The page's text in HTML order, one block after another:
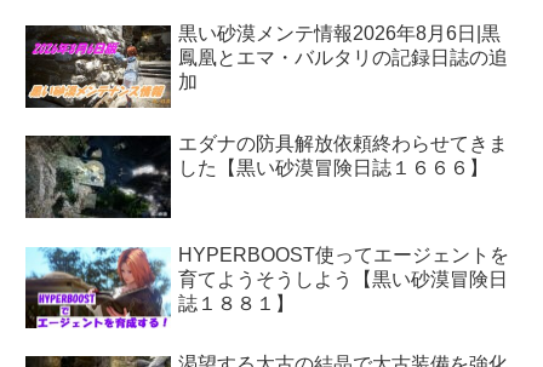
黒い砂漠メンテ情報2026年8月6日|黒
鳳凰とエマ・バルタリの記録日誌の追
加
エダナの防具解放依頼終わらせてきま
した【黒い砂漠冒険日誌１６６６】
HYPERBOOST使ってエージェントを
育てようそうしよう【黒い砂漠冒険日
誌１８８１】